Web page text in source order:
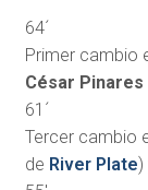
64´
Primer cambio
César Pinares
61´
Tercer cambio
de River Plate)